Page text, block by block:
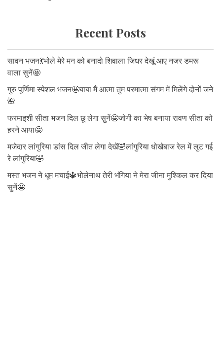
Recent Posts
सावन भजन💃भोले मेरे मन को बनादो शिवाला जिधर देखूं आए नजर डमरू
वाला सुनें🤩
गुरु पूर्णिमा स्पेशल भजन🤩बाबा मैं आत्मा तुम परमात्मा संगम में मिलेंगे दोनों जने
🌺
फरमाइशी सीता भजन दिल छू लेगा सुनें🤩जोगी का भेष बनाया रावण सीता को
हरने आया🤩
मजेदार लांगुरिया डांस दिल जीत लेगा देखें🤣लांगुरिया धोखेबाज रेल में लुट गई
रे लांगुरिया🤣
मस्त भजन ने धूम मचाई🔱भोलेनाथ तेरी भंगिया ने मेरा जीना मुश्किल कर दिया
सुनें🤩